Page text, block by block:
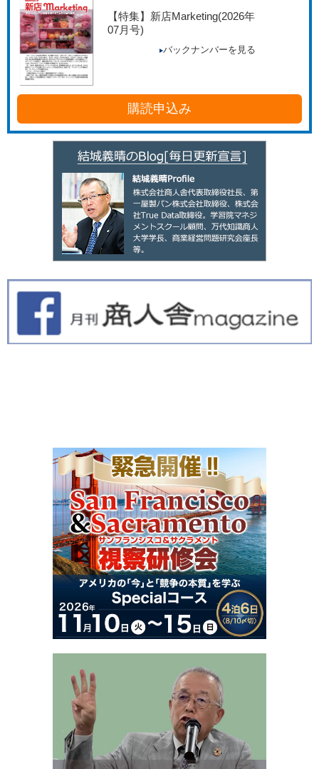
【特集】新店Marketing(2026年
07月号)
バックナンバーを見る
購読申込み